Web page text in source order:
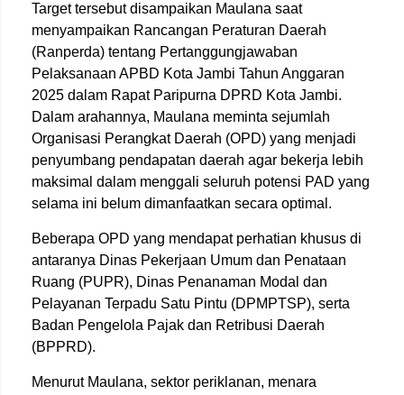
Target tersebut disampaikan Maulana saat
menyampaikan Rancangan Peraturan Daerah
(Ranperda) tentang Pertanggungjawaban
Pelaksanaan APBD Kota Jambi Tahun Anggaran
2025 dalam Rapat Paripurna DPRD Kota Jambi.
Dalam arahannya, Maulana meminta sejumlah
Organisasi Perangkat Daerah (OPD) yang menjadi
penyumbang pendapatan daerah agar bekerja lebih
maksimal dalam menggali seluruh potensi PAD yang
selama ini belum dimanfaatkan secara optimal.
Beberapa OPD yang mendapat perhatian khusus di
antaranya Dinas Pekerjaan Umum dan Penataan
Ruang (PUPR), Dinas Penanaman Modal dan
Pelayanan Terpadu Satu Pintu (DPMPTSP), serta
Badan Pengelola Pajak dan Retribusi Daerah
(BPPRD).
Menurut Maulana, sektor periklanan, menara